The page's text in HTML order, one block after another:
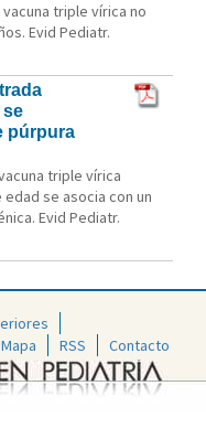
vacuna triple vírica no
Evid Pediatr.
se
púrpura
triple vírica
se asocia con un
Evid Pediatr.
Mapa RSS Contacto